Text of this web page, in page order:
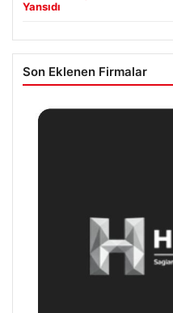
Yansıdı
Son Eklenen Firmalar